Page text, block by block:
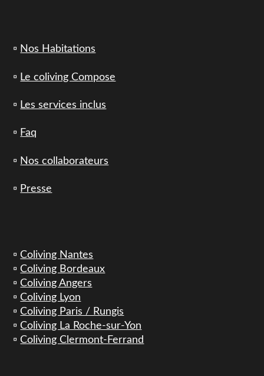
▫️ Nos Habitations
▫️ Le coliving Compose
▫️ Les services inclus
▫️ Faq
▫️ Nos collaborateurs
▫️ Presse
▫️Coliving Nantes
▫️Coliving Bordeaux
▫️Coliving Angers
▫️Coliving Lyon
▫️Coliving Paris / Rungis
▫️Coliving La Roche-sur-Yon
▫️Coliving Clermont-Ferrand